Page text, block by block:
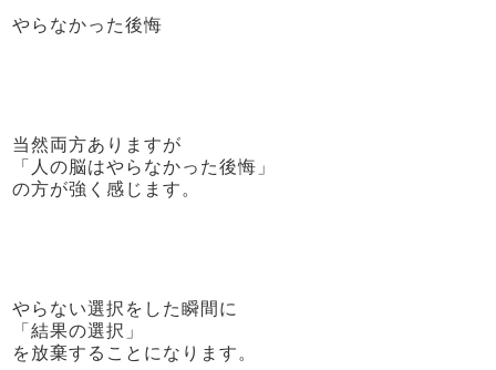
やらなかった後悔
当然両方ありますが
「人の脳はやらなかった後悔」
の方が強く感じます。
やらない選択をした瞬間に
「結果の選択」
を放棄することになります。